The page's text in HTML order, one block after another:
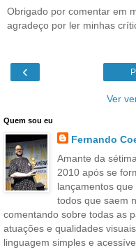
Obrigado por comentar em
agradeço por ler minhas
‹
Ver
Quem sou eu
Fernando
Amante da
2010 após se
lançamentos
todos que saem
comentando sobre todas as
atuações e qualidades
linguagem simples e